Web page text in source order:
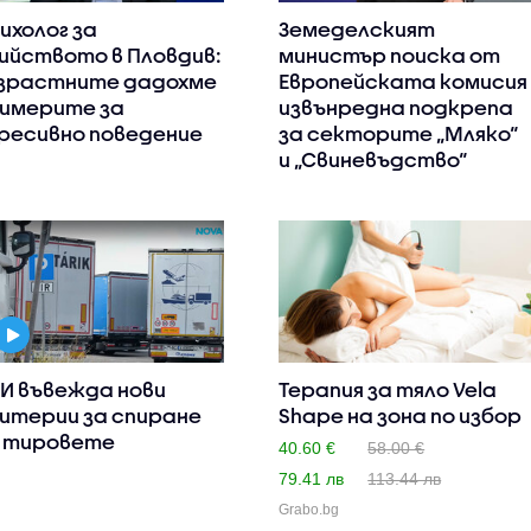
за
в Пловдив:
дадохме
за
поведение
Земеделският
министър поиска от
Европейската комисия
извънредна подкрепа
за секторите „Мляко“
и „Свиневъдство“
въвежда нови
за спиране
тировете
Терапия за тяло Vela
Shape на зона по избор
40.60 €
58.00 €
79.41 лв
113.44 лв
Grabo.bg